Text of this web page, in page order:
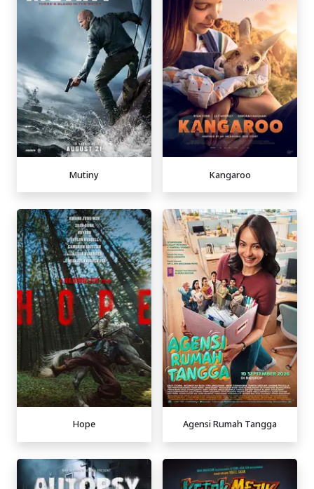
Mutiny Kangaroo
Hope Agensi Rumah Tangga